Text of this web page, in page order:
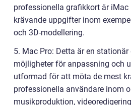
professionella grafikkort är iMac
krävande uppgifter inom
och 3D-modellering.
5. Mac Pro: Detta är en
möjligheter för anpassning och
utformad för att möta de mest
professionella användare inom
musikproduktion,